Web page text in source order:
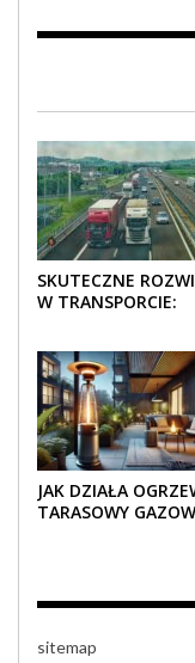
SKUTECZNE
W TRANSPORCIE:
JAK DZIAŁA
TARASOWY
sitemap